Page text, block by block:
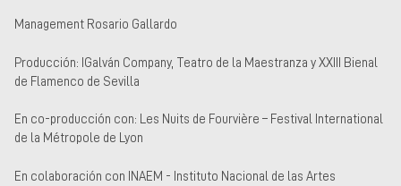
Management Rosario Gallardo
Producción: IGalván Company, Teatro de la Maestranza y XXIII Bienal
de Flamenco de Sevilla
En co-producción con: Les Nuits de Fourvière – Festival International
de la Métropole de Lyon
En colaboración con INAEM - Instituto Nacional de las Artes